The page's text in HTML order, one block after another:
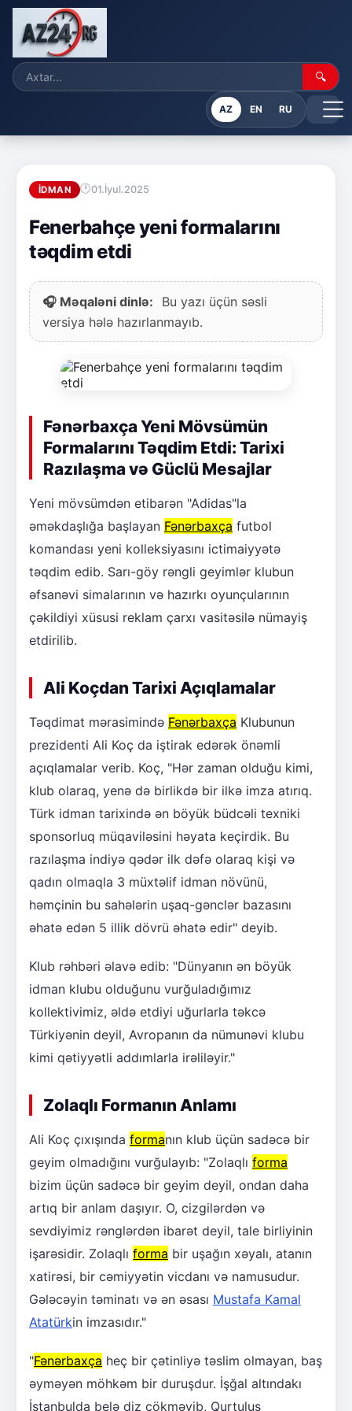
🔍
AZ EN RU
İDMAN 01.İyul.2025
Fenerbahçe yeni formalarını
təqdim etdi
🎧 Məqaləni dinlə:
Bu yazı üçün səsli
versiya hələ hazırlanmayıb.
Fənərbaxça Yeni Mövsümün
Formalarını Təqdim Etdi: Tarixi
Razılaşma və Güclü Mesajlar
Yeni mövsümdən etibarən "Adidas"la
əməkdaşlığa başlayan Fənərbaxça futbol
komandası yeni kolleksiyasını ictimaiyyətə
təqdim edib. Sarı-göy rəngli geyimlər klubun
əfsanəvi simalarının və hazırkı oyunçularının
çəkildiyi xüsusi reklam çarxı vasitəsilə nümayiş
etdirilib.
Ali Koçdan Tarixi Açıqlamalar
Təqdimat mərasimində Fənərbaxça Klubunun
prezidenti Ali Koç da iştirak edərək önəmli
açıqlamalar verib. Koç, "Hər zaman olduğu kimi,
klub olaraq, yenə də birlikdə bir ilkə imza atırıq.
Türk idman tarixində ən böyük büdcəli texniki
sponsorluq müqaviləsini həyata keçirdik. Bu
razılaşma indiyə qədər ilk dəfə olaraq kişi və
qadın olmaqla 3 müxtəlif idman növünü,
həmçinin bu sahələrin uşaq-gənclər bazasını
əhatə edən 5 illik dövrü əhatə edir" deyib.
Klub rəhbəri əlavə edib: "Dünyanın ən böyük
idman klubu olduğunu vurğuladığımız
kollektivimiz, əldə etdiyi uğurlarla təkcə
Türkiyənin deyil, Avropanın da nümunəvi klubu
kimi qətiyyətli addımlarla irəliləyir."
Zolaqlı Formanın Anlamı
Ali Koç çıxışında formanın klub üçün sadəcə bir
geyim olmadığını vurğulayıb: "Zolaqlı forma
bizim üçün sadəcə bir geyim deyil, ondan daha
artıq bir anlam daşıyır. O, cizgilərdən və
sevdiyimiz rənglərdən ibarət deyil, tale birliyinin
işarəsidir. Zolaqlı forma bir uşağın xəyalı, atanın
xatirəsi, bir cəmiyyətin vicdanı və namusudur.
Gələcəyin təminatı və ən əsası Mustafa Kamal
Atatürkin imzasıdır."
"Fənərbaxça heç bir çətinliyə təslim olmayan, baş
əyməyən möhkəm bir duruşdur. İşğal altındakı
İstanbulda belə diz çökməyib, Qurtuluş